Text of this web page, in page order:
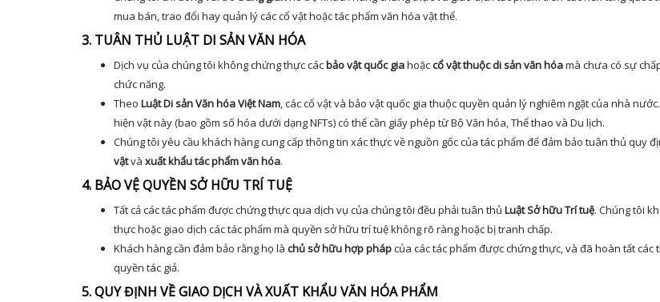
mua bán, trao đổi hay quản lý các cổ vật hoặc tác phẩm văn hóa vật thể.
3. TUÂN THỦ LUẬT DI SẢN VĂN HÓA
Dịch vụ của chúng tôi không chứng thực cácbảo vật quốc giahoặccổ vật thuộc di sản văn hóamà chưa có sự
chức năng.
Theo Luật Di sản Văn hóa Việt Nam, các cổ vật và bảo vật quốc gia thuộc quyền quản lý nghiêm ngặt của nhà
hiện vật này (bao gồm số hóa dưới dạng NFTs) có thể cần giấy phép từ Bộ Văn hóa, Thể thao và Du lịch.
Chúng tôi yêu cầu khách hàng cung cấp thông tin xác thực về nguồn gốc của tác phẩm để đảm bảo tuân thủ quy
vậtvà xuất khẩu tác phẩm văn hóa.
4. BẢO VỆ QUYỀN SỞ HỮU TRÍ TUỆ
Tất cả các tác phẩm được chứng thực qua dịch vụ của chúng tôi đều phải tuân thủ Luật Sở hữu Trí tuệ. Chúng tôi
thực hoặc giao dịch các tác phẩm mà quyền sở hữu trí tuệ không rõ ràng hoặc bị tranh chấp.
Khách hàng cần đảm bảo rằng họ là chủ sở hữu hợp phápcủa các tác phẩm được chứng thực, và đã hoàn tất các
quyền tác giả.
5. QUY ĐỊNH VỀ GIAO DỊCH VÀ XUẤT KHẨU VĂN HÓA PHẨM